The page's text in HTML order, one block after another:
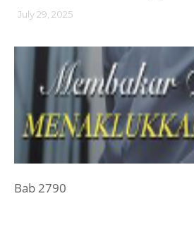
July 29, 2025
Bab 2790